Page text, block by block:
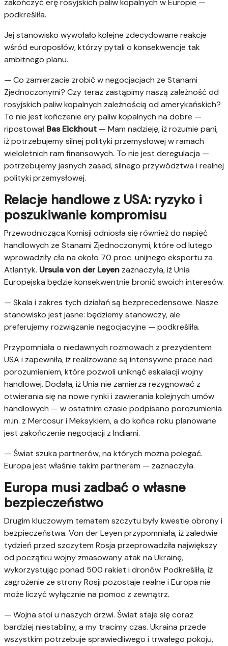
zakończyć erę rosyjskich paliw kopalnych w Europie —
podkreśliła.
Jej stanowisko wywołało kolejne zdecydowane reakcje
wśród europosłów, którzy pytali o konsekwencje tak
ambitnego planu.
— Co zamierzacie zrobić w negocjacjach ze Stanami
Zjednoczonymi? Czy teraz zastąpimy naszą zależność od
rosyjskich paliw kopalnych zależnością od amerykańskich?
To nie jest kończenie ery paliw kopalnych na dobre —
ripostował Bas Eickhout — Mam nadzieję, iż rozumie pani,
iż potrzebujemy silnej polityki przemysłowej w ramach
wieloletnich ram finansowych. To nie jest deregulacja —
potrzebujemy jasnych zasad, silnego przywództwa i realnej
polityki przemysłowej.
Relacje handlowe z USA: ryzyko i
poszukiwanie kompromisu
Przewodnicząca Komisji odniosła się również do napięć
handlowych ze Stanami Zjednoczonymi, które od lutego
wprowadziły cła na około 70 proc. unijnego eksportu za
Atlantyk. Ursula von der Leyen zaznaczyła, iż Unia
Europejska będzie konsekwentnie bronić swoich interesów.
— Skala i zakres tych działań są bezprecedensowe. Nasze
stanowisko jest jasne: będziemy stanowczy, ale
preferujemy rozwiązanie negocjacyjne — podkreśliła.
Przypomniała o niedawnych rozmowach z prezydentem
USA i zapewniła, iż realizowane są intensywne prace nad
porozumieniem, które pozwoli uniknąć eskalacji wojny
handlowej. Dodała, iż Unia nie zamierza rezygnować z
otwierania się na nowe rynki i zawierania kolejnych umów
handlowych — w ostatnim czasie podpisano porozumienia
m.in. z Mercosur i Meksykiem, a do końca roku planowane
jest zakończenie negocjacji z Indiami.
— Świat szuka partnerów, na których można polegać.
Europa jest właśnie takim partnerem — zaznaczyła.
Europa musi zadbać o własne
bezpieczeństwo
Drugim kluczowym tematem szczytu były kwestie obrony i
bezpieczeństwa. Von der Leyen przypomniała, iż zaledwie
tydzień przed szczytem Rosja przeprowadziła największy
od początku wojny zmasowany atak na Ukrainę,
wykorzystując ponad 500 rakiet i dronów. Podkreśliła, iż
zagrożenie ze strony Rosji pozostaje realne i Europa nie
może liczyć wyłącznie na pomoc z zewnątrz.
— Wojna stoi u naszych drzwi. Świat staje się coraz
bardziej niestabilny, a my tracimy czas. Ukraina przede
wszystkim potrzebuje sprawiedliwego i trwałego pokoju,